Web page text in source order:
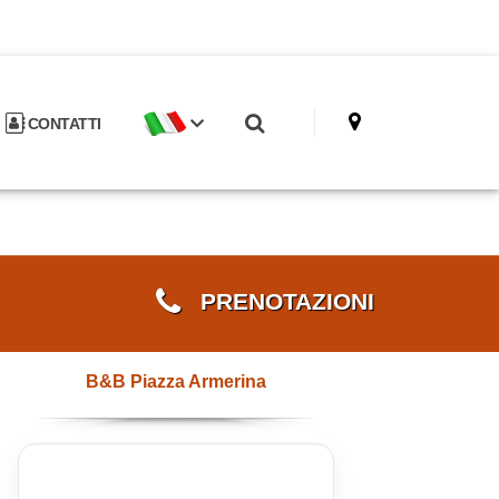
CONTATTI
PRENOTAZIONI
B&B Piazza Armerina